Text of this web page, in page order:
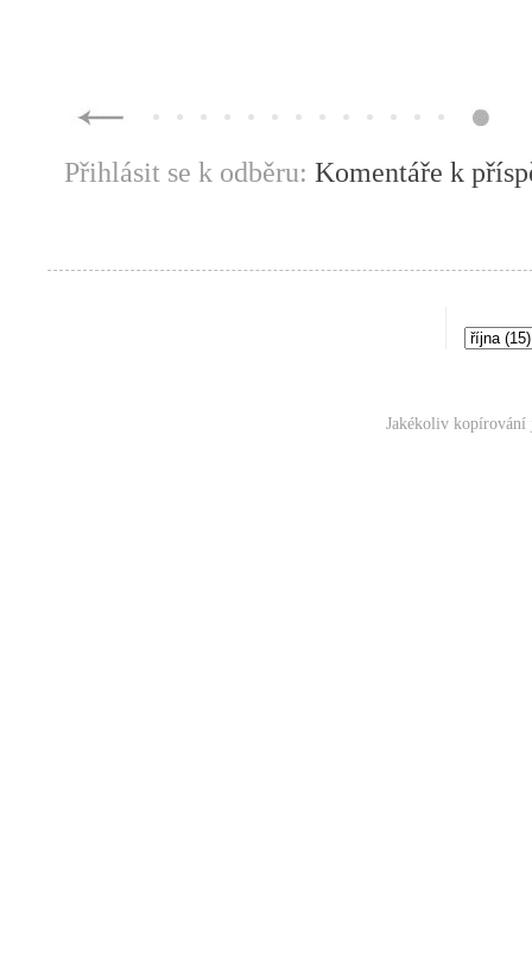
Přihlásit se k odběru: Komentáře k
Jakékoliv kopírování